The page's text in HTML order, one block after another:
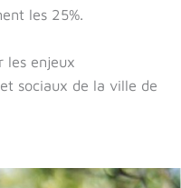
les 25%.
les enjeux
sociaux de la ville de